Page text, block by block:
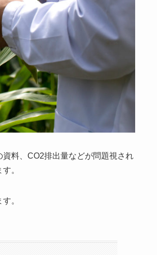
料、CO2排出量などが問題視され
。
。